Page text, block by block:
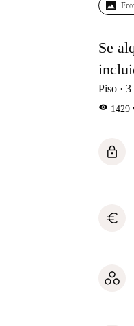
Se
Piso 3
visibility 1429
lock
euro